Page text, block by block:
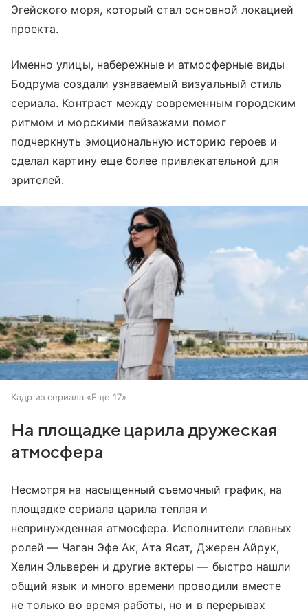
Эгейского моря, который стал основной локацией
проекта.
Именно улицы, набережные и атмосферные виды
Бодрума создали узнаваемый визуальный стиль
сериала. Контраст между современным городским
ритмом и морскими пейзажами помог
подчеркнуть эмоциональную историю героев и
сделал картину еще более привлекательной для
зрителей.
Кадр из сериала «Еще 17»
На площадке царила дружеская
атмосфера
Несмотря на насыщенный съемочный график, на
площадке сериала царила теплая и
непринужденная атмосфера. Исполнители главных
ролей — Чаган Эфе Ак, Ата Ясат, Джерен Айрук,
Хелин Эльверен и другие актеры — быстро нашли
общий язык и много времени проводили вместе
не только во время работы, но и в перерывах